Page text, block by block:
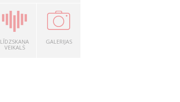
LĪDZSKAŅA
VEIKALS
GALERIJAS